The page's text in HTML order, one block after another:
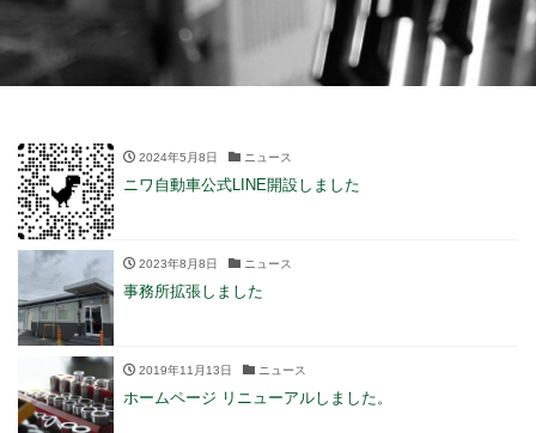
2024年5月8日 ニュース
ニワ自動車公式LINE開設しました
2023年8月8日 ニュース
事務所拡張しました
2019年11月13日 ニュース
ホームページ リニューアルしました。